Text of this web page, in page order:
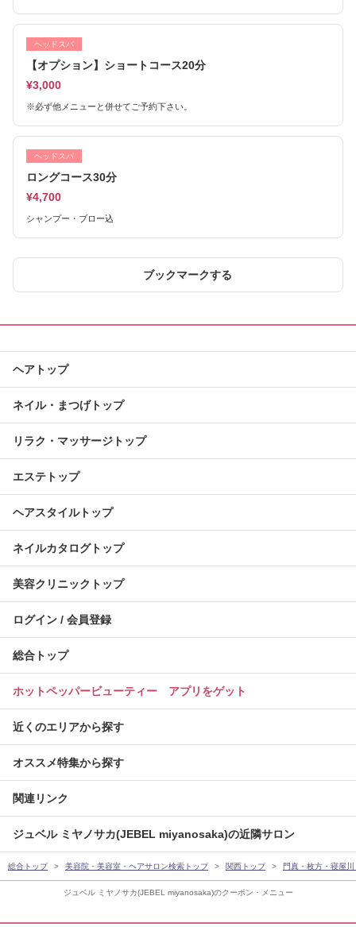
ジュベル ミヤノサカ(JEBEL miyanosaka)のクーポン・メニュー
ヘッドスパ
【オプション】ショートコース20分
¥3,000
※必ず他メニューと併せてご予約下さい。
ヘッドスパ
ロングコース30分
¥4,700
シャンプー・ブロー込
ブックマークする
ヘアトップ
ネイル・まつげトップ
リラク・マッサージトップ
エステトップ
ヘアスタイルトップ
ネイルカタログトップ
美容クリニックトップ
ログイン / 会員登録
総合トップ
ホットペッパービューティー アプリをゲット
近くのエリアから探す
オススメ特集から探す
関連リンク
ジュベル ミヤノサカ(JEBEL miyanosaka)の近隣サロン
総合トップ 美容院・美容室・ヘアサロン検索トップ 関西トップ 門真・枚方・寝屋